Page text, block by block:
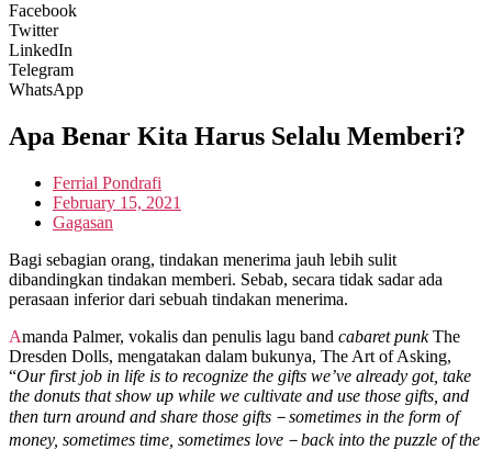
Facebook
Twitter
LinkedIn
Telegram
WhatsApp
Apa Benar Kita Harus Selalu Memberi?
Ferrial Pondrafi
February 15, 2021
Gagasan
Bagi sebagian orang, tindakan menerima jauh lebih sulit
dibandingkan tindakan memberi. Sebab, secara tidak sadar ada
perasaan inferior dari sebuah tindakan menerima.
Amanda Palmer, vokalis dan penulis lagu band cabaret punkThe
Dresden Dolls, mengatakan dalam bukunya, The Art of Asking,
“Our first job in life is to recognize the gifts we’ve already got, take
the donuts that show up while we cultivate and use those gifts, and
then turn around and share those gifts －sometimes in the form of
money, sometimes time, sometimes love －back into the puzzle of the